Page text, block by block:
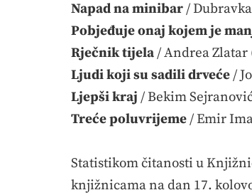
Napad na minibar/
Pobjeđuje onaj kojem je
Rječnik tijela/ Andrea Zlatar
Ljudi koji su sadili drveće/
Ljepši kraj / Bekim
Treće poluvrijeme/ Emir
Statistikom čitanosti u
knjižnicama na dan 17.